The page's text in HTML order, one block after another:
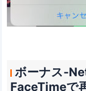
ボーナス-
FaceTimeで